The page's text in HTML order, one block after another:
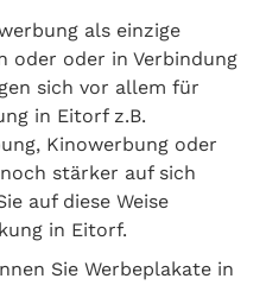
als einzige
oder oder in Verbindung
sich vor allem für
in Eitorf z.B.
Kinowerbung oder
stärker auf sich
auf diese Weise
in Eitorf.
Sie Werbeplakate in